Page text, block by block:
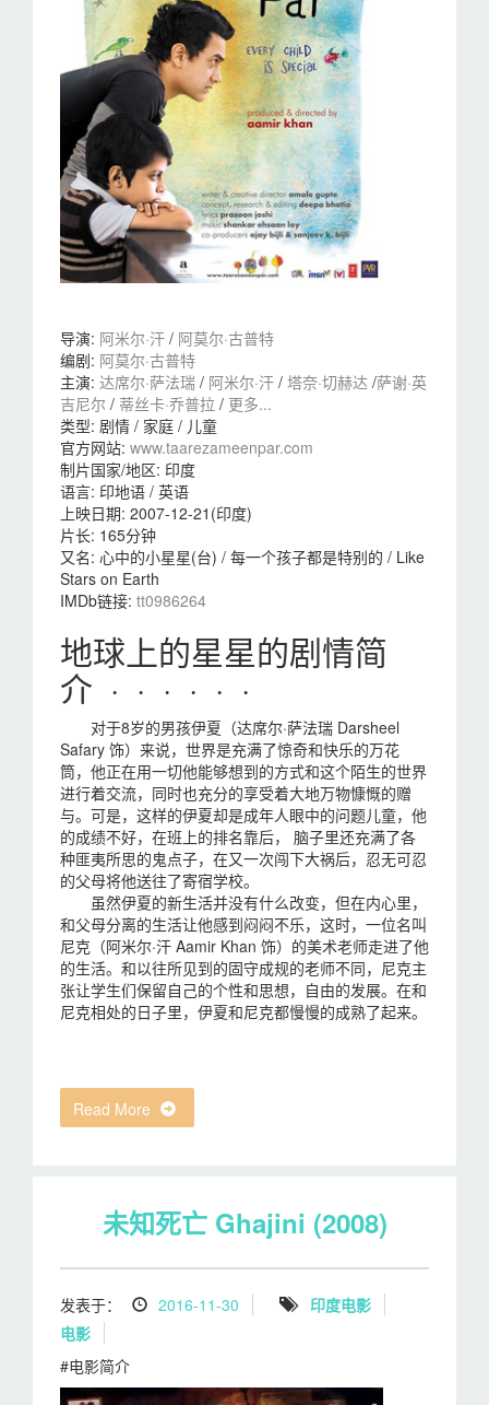
导演: 阿米尔·汗 / 阿莫尔·古普特
编剧: 阿莫尔·古普特
主演: 达席尔·萨法瑞 / 阿米尔·汗 / 塔奈·切赫达 /萨谢·英
吉尼尔 / 蒂丝卡·乔普拉 / 更多...
类型: 剧情 / 家庭 / 儿童
官方网站: www.taarezameenpar.com
制片国家/地区: 印度
语言: 印地语 / 英语
上映日期: 2007-12-21(印度)
片长: 165分钟
又名: 心中的小星星(台) / 每一个孩子都是特别的 / Like
Stars on Earth
IMDb链接: tt0986264
地球上的星星的剧情简
介 · · · · · ·
对于8岁的男孩伊夏（达席尔·萨法瑞 Darsheel
Safary 饰）来说，世界是充满了惊奇和快乐的万花
筒，他正在用一切他能够想到的方式和这个陌生的世界
进行着交流，同时也充分的享受着大地万物慷慨的赠
与。可是，这样的伊夏却是成年人眼中的问题儿童，他
的成绩不好，在班上的排名靠后， 脑子里还充满了各
种匪夷所思的鬼点子，在又一次闯下大祸后，忍无可忍
的父母将他送往了寄宿学校。
虽然伊夏的新生活并没有什么改变，但在内心里，
和父母分离的生活让他感到闷闷不乐，这时，一位名叫
尼克（阿米尔·汗 Aamir Khan 饰）的美术老师走进了他
的生活。和以往所见到的固守成规的老师不同，尼克主
张让学生们保留自己的个性和思想，自由的发展。在和
尼克相处的日子里，伊夏和尼克都慢慢的成熟了起来。
Read More
未知死亡 Ghajini (2008)
发表于： 2016-11-30
印度电影
电影
#电影简介